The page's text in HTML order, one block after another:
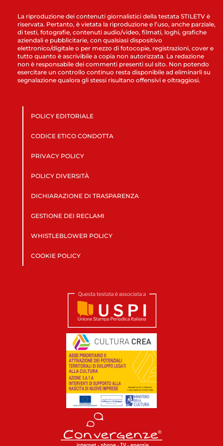
La riproduzione dei contenuti giornalistici della testata STILETV è
riservata. Pertanto, è vietata la riproduzione e l’uso, anche parziale,
di testi, fotografie, contenuti audio/video, filmati, loghi, grafiche
aziendali e pubblicitarie, con qualsiasi dispositivo
elettronico/digitale o per mezzo di fotocopie, registrazioni, cover e
tutto quanto è ascrivibile a copia non autorizzata. La redazione
non è responsabile dei commenti presenti sul sito. Non potendo
esercitare un controllo continuo resta disponibile ad eliminarli su
segnalazione qualora gli stessi risultano offensivi e oltraggiosi.
POLICY EDITORIALE
CODICE ETICO CONDOTTA
PRIVACY POLICY
POLICY DIVERSITÀ
DICHIARAZIONE DI TRASPARENZA
GESTIONE DEI RECLAMI
WHISTLEBLOWER POLICY
COOKIE POLICY